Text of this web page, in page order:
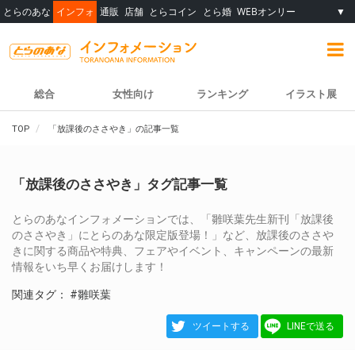
とらのあな インフォ 通販 店舗 とらコイン とら婚 WEBオンリー ▼
総合 女性向け ランキング イラスト展
TOP 「放課後のささやき」の記事一覧
「放課後のささやき」タグ記事一覧
とらのあなインフォメーションでは、「雛咲葉先生新刊「放課後
のささやき」にとらのあな限定版登場！」など、放課後のささや
きに関する商品や特典、フェアやイベント、キャンペーンの最新
情報をいち早くお届けします！
関連タグ： #雛咲葉
ツイートする LINEで送る